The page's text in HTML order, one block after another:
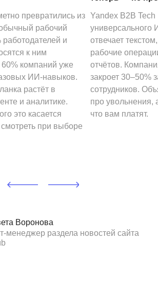
превратились из
рабочий
работодателей и
к ним
компаний уже
ИИ-навыков.
растёт в
и аналитике.
это касается
при выборе
Yandex B2B Tech
универсального
отвечает
рабочие
отчётов.
закроет 30–50%
сотрудников.
про увольнения,
что вам платят.
Воронова
менеджер раздела новостей сайта